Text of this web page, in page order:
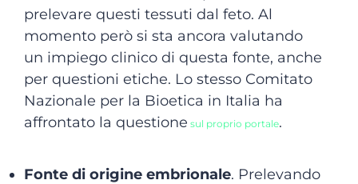
prelevare questi tessuti dal feto. Al
momento però si sta ancora valutando
un impiego clinico di questa fonte, anche
per questioni etiche. Lo stesso Comitato
Nazionale per la Bioetica in Italia ha
affrontato la questione sul proprio portale.
Fonte di origine embrionale. Prelevando